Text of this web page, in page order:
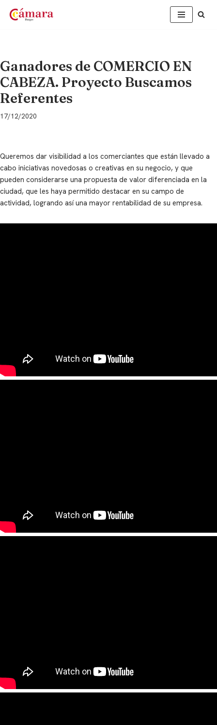
Ganadores de COMERCIO EN
CABEZA. Proyecto Buscamos
Referentes
17/12/2020
Queremos dar visibilidad a los comerciantes que están llevado a
cabo iniciativas novedosas o creativas en su negocio, y que
pueden considerarse una propuesta de valor diferenciada en la
ciudad, que les haya permitido destacar en su campo de
actividad, logrando así una mayor rentabilidad de su empresa.